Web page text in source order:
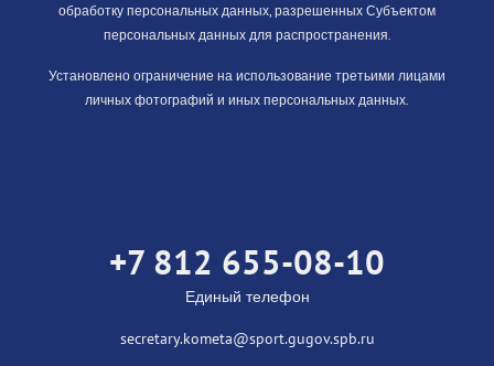
обработку персональных данных, разрешенных Субъектом
персональных данных для распространения.
Установлено ограничение на использование третьими лицами
личных фотографий и иных персональных данных.
+7 812 655-08-10
Единый телефон
secretary.kometa@sport.gugov.spb.ru